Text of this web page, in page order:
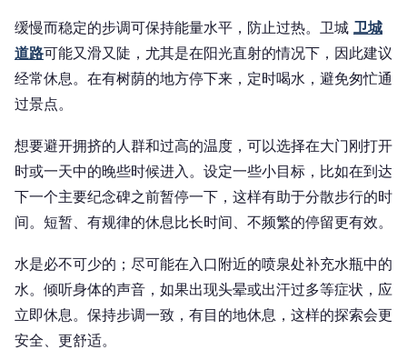
缓慢而稳定的步调可保持能量水平，防止过热。卫城 卫城
道路可能又滑又陡，尤其是在阳光直射的情况下，因此建议
经常休息。在有树荫的地方停下来，定时喝水，避免匆忙通
过景点。
想要避开拥挤的人群和过高的温度，可以选择在大门刚打开
时或一天中的晚些时候进入。设定一些小目标，比如在到达
下一个主要纪念碑之前暂停一下，这样有助于分散步行的时
间。短暂、有规律的休息比长时间、不频繁的停留更有效。
水是必不可少的；尽可能在入口附近的喷泉处补充水瓶中的
水。倾听身体的声音，如果出现头晕或出汗过多等症状，应
立即休息。保持步调一致，有目的地休息，这样的探索会更
安全、更舒适。